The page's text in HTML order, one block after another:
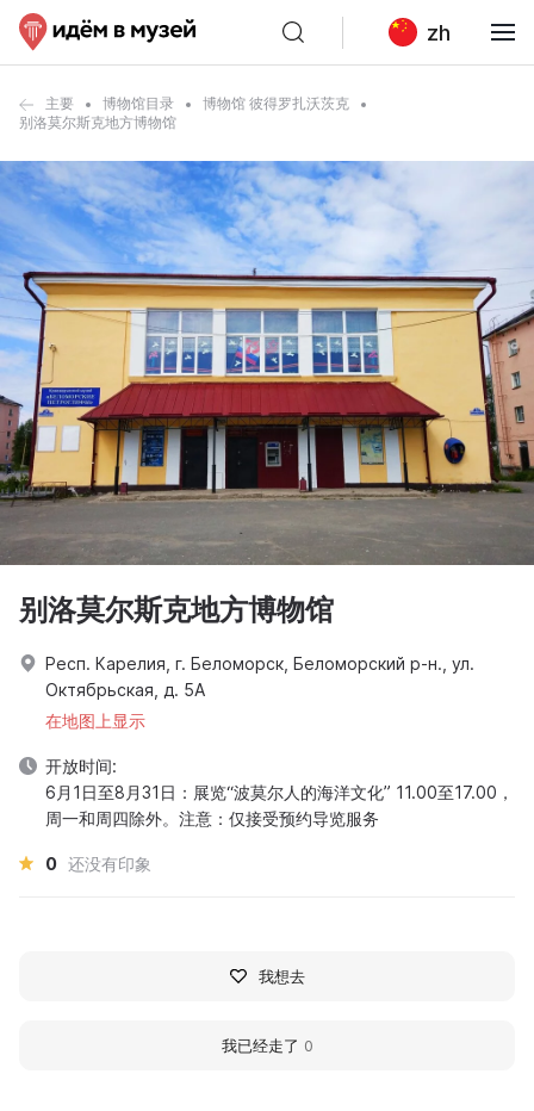
zh
主要 博物馆目录
博物馆 彼得罗扎沃茨克
别洛莫尔斯克地方博物馆
别洛莫尔斯克地方博物馆
Респ. Карелия, г. Беломорск, Беломорский р-н., ул.
Октябрьская, д. 5А
在地图上显示
开放时间:
6月1日至8月31日：展览“波莫尔人的海洋文化” 11.00至17.00，
周一和周四除外。注意：仅接受预约导览服务
0 还没有印象
我想去
我已经走了 0